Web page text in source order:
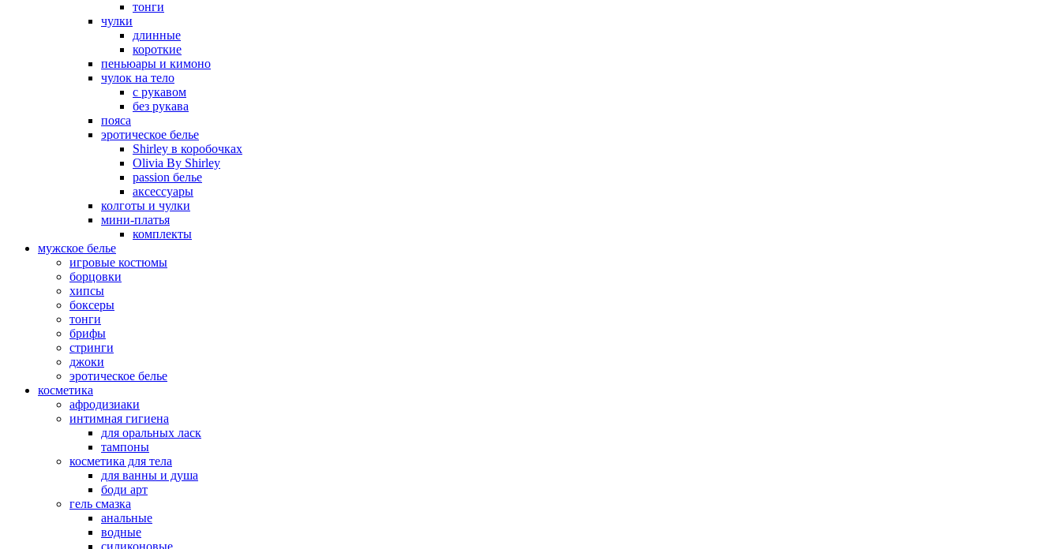
тонги
чулки
длинные
короткие
пеньюары и кимоно
чулок на тело
с рукавом
без рукава
пояса
эротическое белье
Shirley в коробочках
Olivia By Shirley
passion белье
аксессуары
колготы и чулки
мини-платья
комплекты
мужское белье
игровые костюмы
борцовки
хипсы
боксеры
тонги
брифы
стринги
джоки
эротическое белье
косметика
афродизиаки
интимная гигиена
для оральных ласк
тампоны
косметика для тела
для ванны и душа
боди арт
гель смазка
анальные
водные
силиконовые